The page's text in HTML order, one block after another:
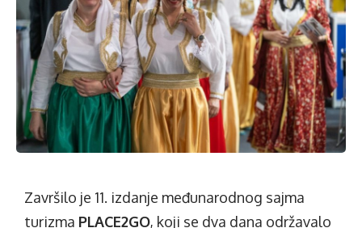
Završilo je 11. izdanje međunarodnog sajma
turizma PLACE2GO, koji se dva dana održavalo